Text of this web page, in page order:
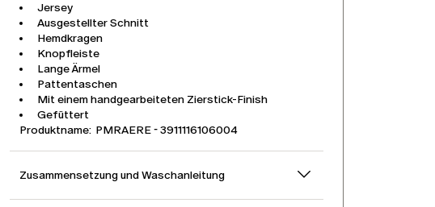
Jersey
Ausgestellter Schnitt
Hemdkragen
Knopfleiste
Lange Ärmel
Pattentaschen
Mit einem handgearbeiteten Zierstick-Finish
Gefüttert
Produktname: PMRAERE - 3911116106004
Zusammensetzung und Waschanleitung